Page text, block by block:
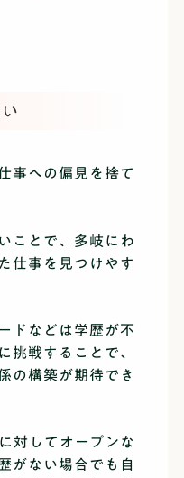
事への偏見を捨て
ことで、多岐にわ
仕事を見つけやす
ドなどは学歴が不
挑戦することで、
の構築が期待でき
対してオープンな
がない場合でも自